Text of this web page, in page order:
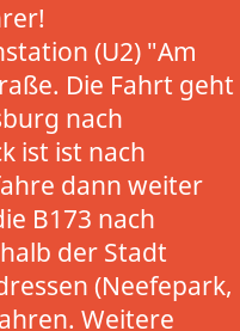
(U2) "Am
Die Fahrt geht
nach
ist ist nach
dann weiter
B173 nach
der Stadt
(Neefepark,
Weitere